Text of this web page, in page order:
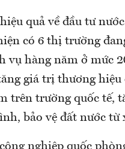
quả về đầu tư
có 6 thị trường
vụ hàng năm ở mức
giá trị thương hiệu
trên trường quốc tế,
bảo vệ đất nước từ
nghiệp quốc